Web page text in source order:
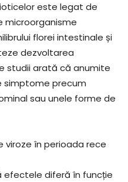
este legat de
microorganisme
florei intestinale și
dezvoltarea
studii arată că anumite
simptome precum
sau unele forme de
viroze în perioada rece
efectele diferă în funcție